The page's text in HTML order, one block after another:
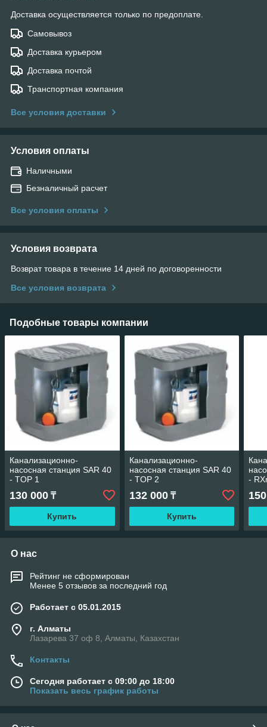
Доставка осуществляется только по предоплате.
Самовывоз
Доставка курьером
Доставка почтой
Транспортная компания
Все условия доставки
Условия оплаты
Наличными
Безналичный расчет
Все условия оплаты
Условия возврата
Возврат товара в течение 14 дней по договоренности
Все условия возврата
Подобные товары компании
Канализационно-
насосная станция SAR 40
- TOP 1
130 000 ₸
Купить
Канализационно-
насосная станция SAR 40
- TOP 2
132 000₸
Купить
-
О нас
Рейтинг не сформирован
Менее 5 отзывов за последний год
Работает с 05.01.2015
г. Алматы
Лазарева 37 оф 8, Алматы, Казахстан
Контакты
Сегодня работает с 09:00 до 18:00
Показать весь график работы